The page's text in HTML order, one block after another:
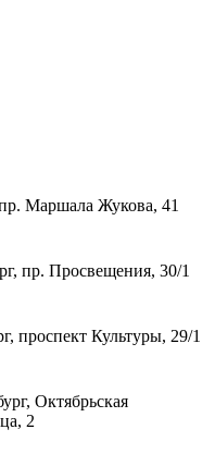
Маршала Жукова, 41
пр. Просвещения, 30/1
проспект Культуры, 29/1
Октябрьская
2